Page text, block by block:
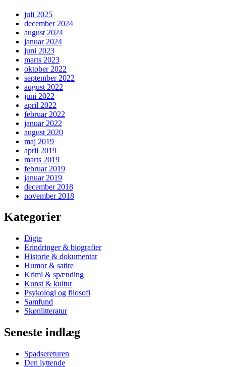
juli 2025
december 2024
august 2024
januar 2024
juni 2023
marts 2023
oktober 2022
september 2022
august 2022
juni 2022
april 2022
februar 2022
januar 2022
august 2020
maj 2019
april 2019
marts 2019
februar 2019
januar 2019
december 2018
november 2018
Kategorier
Digte
Erindringer & biografier
Historie & dokumentar
Humor & satire
Krimi & spænding
Kunst & kultur
Psykologi og filosofi
Samfund
Skønlitteratur
Seneste indlæg
Spadsereturen
Den lyttende